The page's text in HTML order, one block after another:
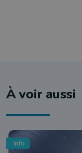
À voir aussi
Info